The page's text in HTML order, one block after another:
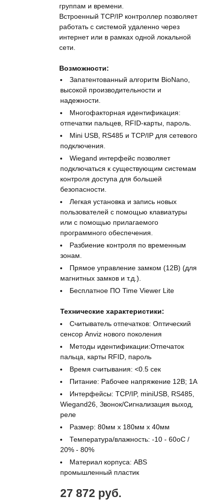
группам и времени.
Встроенный TCP/IP контроллер позволяет
работать с системой удаленно через
интернет или в рамках одной локальной
сети.
Возможности:
Запатентованный алгоритм BioNano,
высокой производительности и
надежности.
Многофакторная идентификация:
отпечатки пальцев, RFID-карты, пароль.
Mini USB, RS485 и TCP/IP для сетевого
подключения.
Wiegand интерфейс позволяет
подключаться к существующим системам
контроля доступа для большей
безопасности.
Легкая установка и запись новых
пользователей с помощью клавиатуры
или с помощью прилагаемого
программного обеспечения.
Разбиение контроля по временным
зонам.
Прямое управление замком (12В) (для
магнитных замков и т.д.).
Бесплатное ПО Time Viewer Lite
Технические характеристики:
Считыватель отпечатков: Оптический
сенсор Anviz нового поколения
Методы идентификации:Отпечаток
пальца, карты RFID, пароль
Время считывания: <0.5 сек
Питание: Рабочее напряжение 12В; 1A
Интерфейсы: TCP/IP, miniUSB, RS485,
Wiegand26, Звонок/Сигнализация выход,
реле
Размер: 80мм x 180мм x 40мм
Температура/влажность: -10 - 60оС /
20% - 80%
Материал корпуса: ABS
промышленный пластик
27 872 руб.